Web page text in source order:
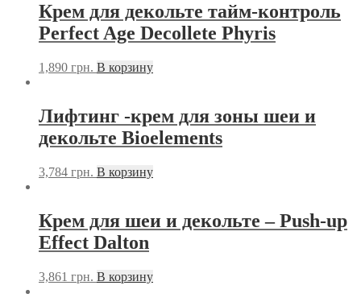
Крем для декольте тайм-контроль
Perfect Age Decollete Phyris
1,890 грн. В корзину
Лифтинг -крем для зоны шеи и
декольте Bioelements
3,784 грн. В корзину
Крем для шеи и декольте – Push-up
Effect Dalton
3,861 грн. В корзину